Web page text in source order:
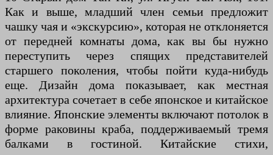
Как и выше, младший член семьи предложит
чашку чая и «экскурсию», которая не отклоняется
от передней комнаты дома, как вы бы нужно
переступить через спящих представителей
старшего поколения, чтобы пойти куда-нибудь
еще. Дизайн дома показывает, как местная
архитектура сочетает в себе японское и китайское
влияние. Японские элементы включают потолок в
форме раковины краба, поддерживаемый тремя
балками в гостиной. Китайские стихи,